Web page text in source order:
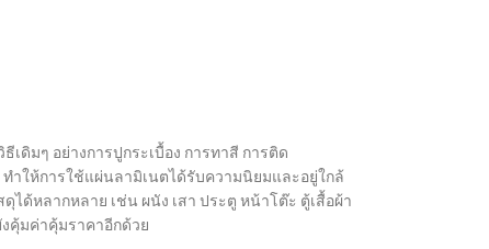
เดิมๆ อย่างการปูกระเบื้อง การทาสี การติด
ำให้การใช้แผ่นลามิเนตได้รับความนิยมและอยู่ใกล้
ด้หลากหลาย เช่น ผนัง เสา ประตู หน้าโต๊ะ ตู้เสื้อผ้า
คุ้มค่าคุ้มราคาอีกด้วย